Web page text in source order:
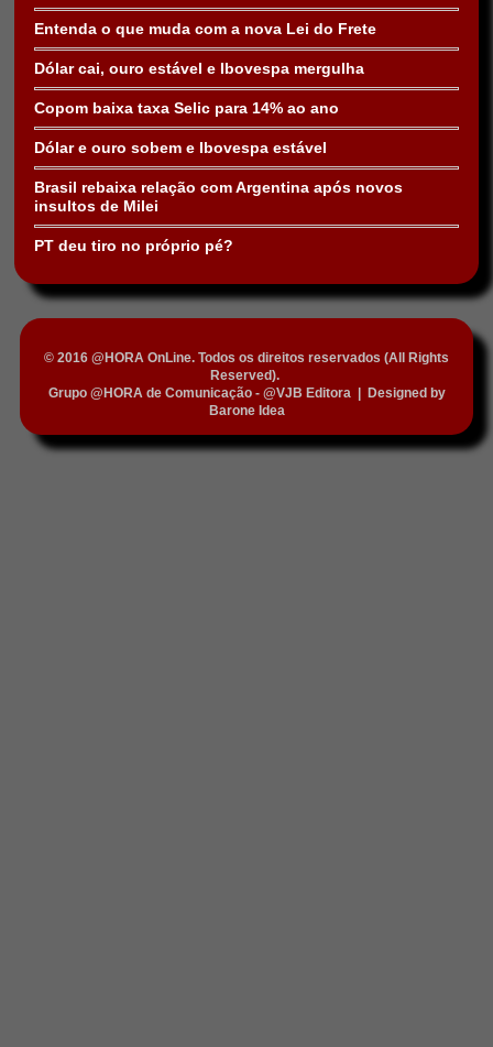
Entenda o que muda com a nova Lei do Frete
Dólar cai, ouro estável e Ibovespa mergulha
Copom baixa taxa Selic para 14% ao ano
Dólar e ouro sobem e Ibovespa estável
Brasil rebaixa relação com Argentina após novos
insultos de Milei
PT deu tiro no próprio pé?
© 2016 @HORA OnLine. Todos os direitos reservados (All Rights
Reserved).
Grupo @HORA de Comunicação - @VJB Editora|
Designed by
Barone Idea